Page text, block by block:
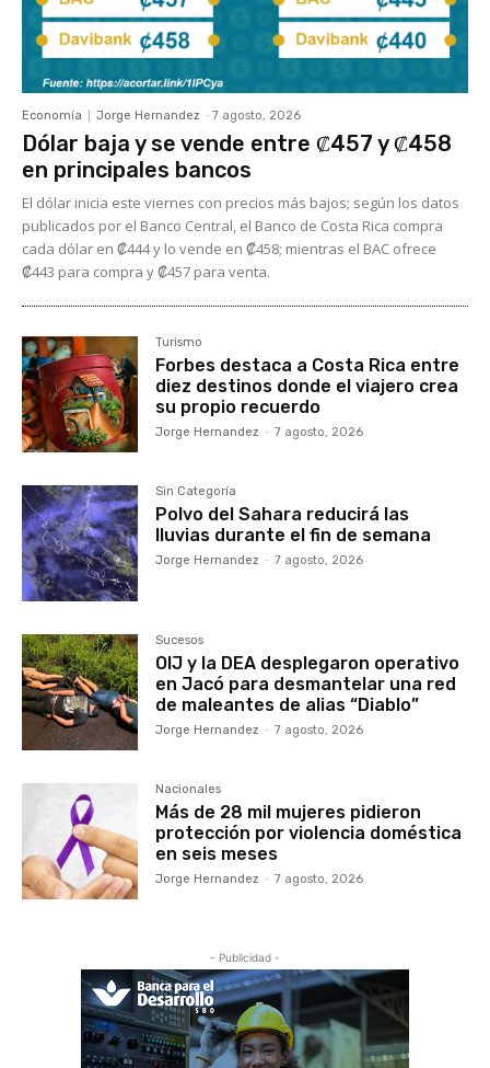
Economía Jorge Hernandez - 7 agosto, 2026
Dólar baja y se vende entre ₡457 y ₡458
en principales bancos
El dólar inicia este viernes con precios más bajos; según los datos
publicados por el Banco Central, el Banco de Costa Rica compra
cada dólar en ₡444 y lo vende en ₡458; mientras el BAC ofrece
₡443 para compra y ₡457 para venta.
Turismo
Forbes destaca a Costa Rica entre
diez destinos donde el viajero crea
su propio recuerdo
Jorge Hernandez - 7 agosto, 2026
Sin Categoría
Polvo del Sahara reducirá las
lluvias durante el fin de semana
Jorge Hernandez - 7 agosto, 2026
Sucesos
OIJ y la DEA desplegaron operativo
en Jacó para desmantelar una red
de maleantes de alias “Diablo”
Jorge Hernandez - 7 agosto, 2026
Nacionales
Más de 28 mil mujeres pidieron
protección por violencia doméstica
en seis meses
Jorge Hernandez - 7 agosto, 2026
- Publicidad -